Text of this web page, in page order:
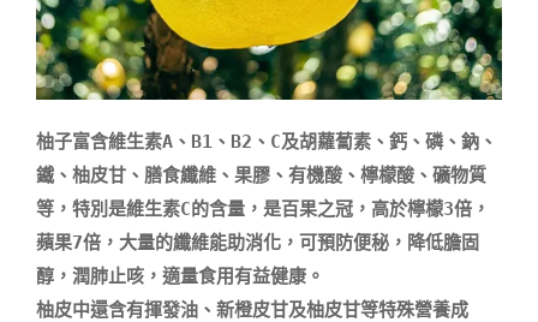
柚子富含維生素A、B1、B2、C及胡蘿蔔素、鈣、磷、鈉、
鐵、柚皮甘、膳食纖維、果膠、有機酸、檸檬酸、礦物質
等，特別是維生素C的含量，是百果之冠，高於檸檬3倍，
蘋果7倍，大量的纖維能助消化，可預防便秘，降低膽固
醇，潤肺止咳，適量食用有益健康。
柚皮中還含有揮發油、新橙皮甘及柚皮甘等特殊營養成